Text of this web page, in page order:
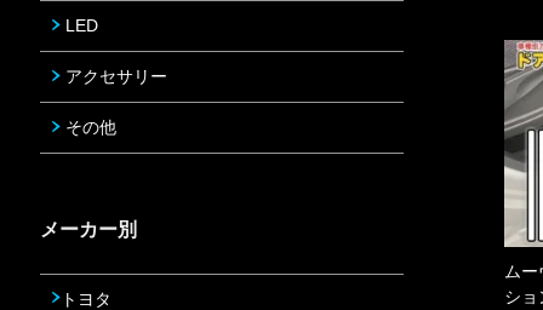
ム
ショ
LED
アクセサリー
その他
メーカー別
トヨタ